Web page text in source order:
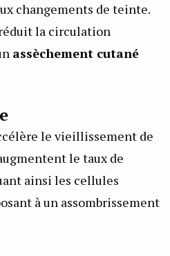
changements de teinte.
la circulation
assèchement cutané
le vieillissement de
le taux de
ainsi les cellules
à un assombrissement